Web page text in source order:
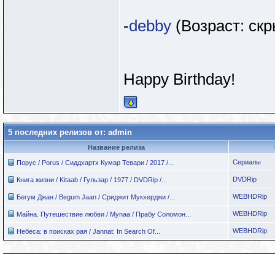
-debby (Возраст:
Happy Birthday!
5 последних релизов от: admin
Название релиза
Порус / Porus / Сиддхартх Кумар Тевари / 2017 /... Сериалы
Книга жизни / Kitaab / Гульзар / 1977 / DVDRip /... DVDRip
Бегум Джан / Begum Jaan / Сриджит Мукхерджи /... WEBHDRip
Майна. Путешествие любви / Mynaa / Прабу Соломон... WEBHDRip
Небеса: в поисках рая / Jannat: In Search Of... WEBHDRip